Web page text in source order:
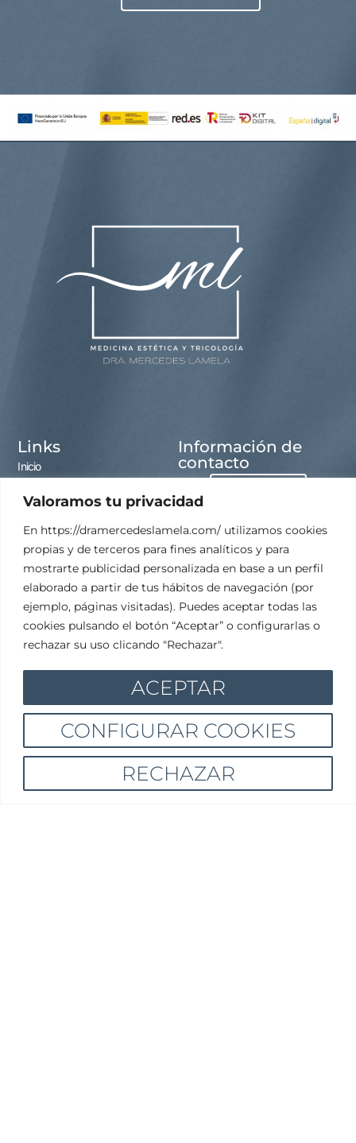
Valoramos tu privacidad
En https://dramercedeslamela.com/ utilizamos cookies
propias y de terceros para fines analíticos y para
mostrarte publicidad personalizada en base a un perfil
elaborado a partir de tus hábitos de navegación (por
ejemplo, páginas visitadas). Puedes aceptar todas las
cookies pulsando el botón “Aceptar” o configurarlas o
rechazar su uso clicando "Rechazar".
CONFIGURAR COOKIES
RECHAZAR
ACEPTAR
Links
Inicio
Sobre mi
Medicina estética
Medicina capilar
Sobrepeso/Obesidad
Información de
contacto